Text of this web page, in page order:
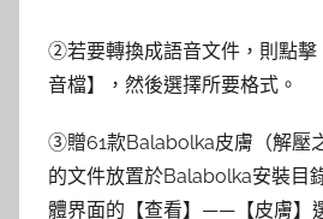
②若要轉換成語音文件，則點
音檔】，然後選擇所要格式。
③贈61款Balabolka皮膚（解壓
的文件放置於Balabolka安裝目
體界面的【查看】——【皮膚】